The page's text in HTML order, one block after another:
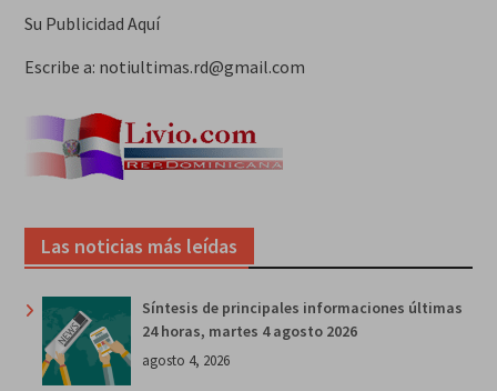
Su Publicidad Aquí
Escribe a: notiultimas.rd@gmail.com
Las noticias más leídas
Síntesis de principales informaciones últimas
24 horas, martes 4 agosto 2026
agosto 4, 2026